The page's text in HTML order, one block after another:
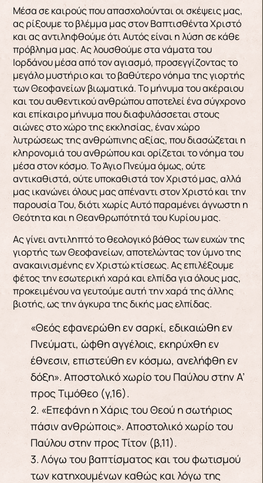
Μέσα σε καιρούς που απασχολούνται οι σκέψεις μας,
ας ρίξουμε το βλέμμα μας στον Βαπτισθέντα Χριστό
και ας αντιληφθούμε ότι Αυτός είναι η λύση σε κάθε
πρόβλημα μας. Ας λουσθούμε στα νάματα του
Ιορδάνου μέσα από τον αγιασμό, προσεγγίζοντας το
μεγάλο μυστήριο και το βαθύτερο νόημα της γιορτής
των Θεοφανείων βιωματικά. Το μήνυμα του ακέραιου
και του αυθεντικού ανθρώπου αποτελεί ένα σύγχρονο
και επίκαιρο μήνυμα που διαφυλάσσεται στους
αιώνες στο χώρο της εκκλησίας, έναν χώρο
λυτρώσεως της ανθρώπινης αξίας, που διασώζεται η
κληρονομιά του ανθρώπου και ορίζεται το νόημα του
μέσα στον κόσμο. Το Άγιο Πνεύμα όμως, ούτε
αντικαθιστά, ούτε υποκαθιστά τον Χριστό μας, αλλά
μας ικανώνει όλους μας απέναντι στον Χριστό και την
παρουσία Του, διότι χωρίς Αυτό παραμένει άγνωστη η
Θεότητα και η Θεανθρωπότητά του Κυρίου μας.
Ας γίνει αντιληπτό το θεολογικό βάθος των ευχών της
γιορτής των Θεοφανείων, αποτελώντας τον ύμνο της
ανακαινισμένης εν Χριστώ κτίσεως. Ας επιλέξουμε
φέτος την εσωτερική χαρά και ελπίδα για όλους μας,
προκειμένου να γευτούμε αυτή την χαρά της άλλης
βιοτής, ως την άγκυρα της δικής μας ελπίδας.
«Θεός εφανερώθη εν σαρκί, εδικαιώθη εν
Πνεύματι, ώφθη αγγέλοις, εκηρύχθη εν
έθνεσιν, επιστεύθη εν κόσμω, ανελήφθη εν
δόξη». Αποστολικό χωρίο του Παύλου στην Α’
προς Τιμόθεο (γ,16).
2. «Επεφάνη η Χάρις του Θεού η σωτήριος
πάσιν ανθρώποις». Αποστολικό χωρίο του
Παύλου στην προς Τίτον (β,11).
3. Λόγω του βαπτίσματος και του φωτισμού
των κατηχουμένων καθώς και λόγω της